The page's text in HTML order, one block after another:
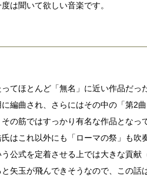
は聞いて欲しい音楽です。
てほとんど「無名」に近い作品だ
編曲され、さらにはその中の「第2
の筋ではすっかり有名な作品となっ
はこれ以外にも「ローマの祭」も
公式を定着させる上では大きな貢
矢玉が飛んできそうなので、この話